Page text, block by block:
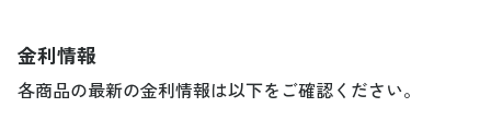
金利情報
各商品の最新の金利情報は以下をご確認ください。